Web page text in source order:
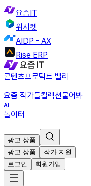
요즘IT
위시켓
AIDP - AX
Rise ERP
콘텐츠프로덕트 밸리
요즘 작가들컬렉션물어봐
놀이터
광고 상품
광고 상품
작가 지원
로그인
회원가입